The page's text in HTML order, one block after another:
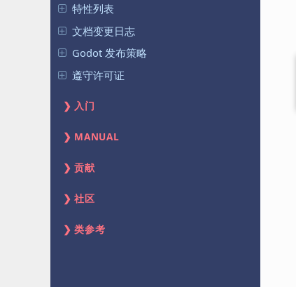
特性列表
文档变更日志
Godot 发布策略
遵守许可证
入门
MANUAL
贡献
社区
类参考